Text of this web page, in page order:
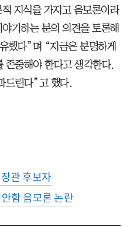
지식을 가지고 음모론이라
기하는 분의 의견을 토론해
했다”며 “지금은 분명하게
존중해야 한다고 생각한다.
드린다”고 했다.
관 후보자
함 음모론 논란